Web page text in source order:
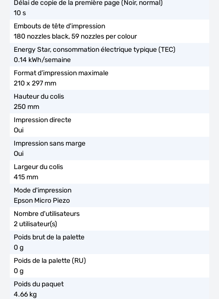
10 s
180 nozzles black, 59 nozzles per colour
0.14 kWh/semaine
210 x 297 mm
250 mm
Oui
Oui
415 mm
Epson Micro Piezo
2 utilisateur(s)
0 g
0 g
4.66 kg